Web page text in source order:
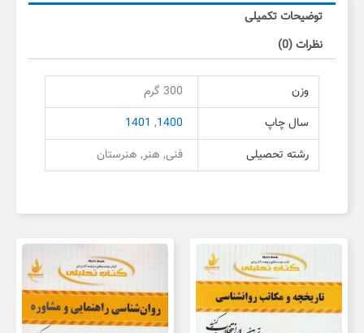
توضیحات تکمیلی
نظرات (0)
وزن
300 گرم
سال چاپ
1400
,
1401
رشته تحصیلی
فنی, هنر, هنرستان